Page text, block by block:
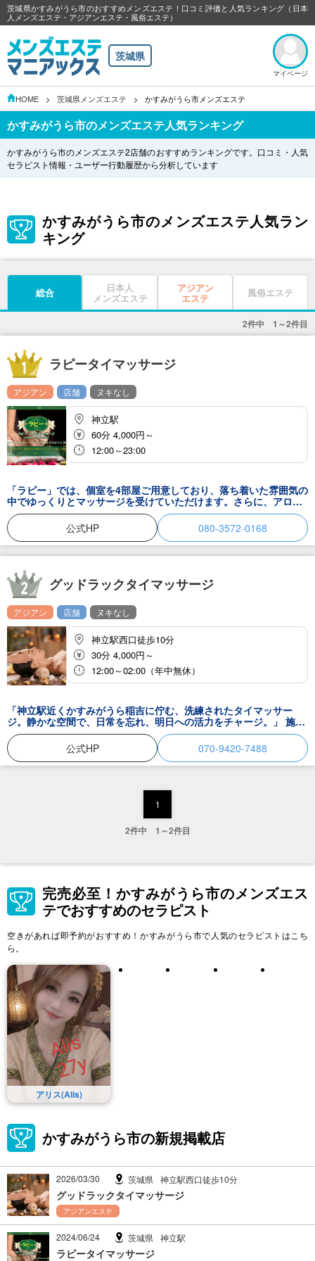
茨城県かすみがうら市のおすすめメンズエステ！口コミ評価と人気ランキング（日本
人メンズエステ・アジアンエステ・風俗エステ）
茨城県
マイページ
HOME 茨城県メンズエステ かすみがうら市メンズエステ
かすみがうら市のメンズエステ人気ランキング
かすみがうら市のメンズエステ2店舗のおすすめランキングです。口コミ・人気
セラピスト情報・ユーザー行動履歴から分析しています
かすみがうら市のメンズエステ人気ラン
キング
総合 日本人
メンズエステ
アジアン
エステ 風俗エステ
2件中 1～2件目
ラピータイマッサージ
アジアン 店舗 ヌキなし
神立駅
60分 4,000円～
12:00～23:00
「ラピー」では、個室を4部屋ご用意しており、落ち着いた雰囲気の
中でゆっくりとマッサージを受けていただけます。さらに、アロマ
オイルを使用することで、心身ともにリラックスすることができ、
疲れた身体や心を癒すだけでなく、身体の内側から健康に導くこと
ができます。 公式HP 080-3572-0168
グッドラックタイマッサージ
アジアン 店舗 ヌキなし
神立駅西口徒歩10分
30分 4,000円～
12:00～02:00（年中無休）
「神立駅近くかすみがうら稲吉に佇む、洗練されたタイマッサー
ジ。静かな空間で、日常を忘れ、明日への活力をチャージ。」 施術
を担当するのは、確かな技術と温かなホスピタリティを併せ持った
女性セラピストたちです 。力任せではない、しなやかで的確な手技
によって、身体の芯から強張りを解きほぐす。その安らぎこそが、
私たちが提供する最大の価値です 。柔らかな灯りが灯る室内へとお
ます 。私たちが大切にしているのは、格式張った場所ではなく、ま
るでお友達や親戚の家に遊びに来たかのような、気取らない「ホー
ム」を感じさせる温かな安心感です 。難しいことは考えず、ただ身
を委ねるだけで、自然と呼吸が深くなっていくのを実感していただ
けるでしょう。 施術を終えてお店を出る時、身体の内側から新しい
日を迎えるために。あなたの「いつもの場所」として、グッドラッ
公式HP 070-9420-7488
1
2件中 1～2件目
完売必至！かすみがうら市のメンズエス
テでおすすめのセラピスト
空きがあれば即予約がおすすめ！かすみがうら市で人気のセラピストはこち
ら。
アリス(Alis)
かすみがうら市の新規掲載店
2026/03/30 茨城県 神立駅西口徒歩10分
グッドラックタイマッサージ
アジアンエステ
2024/06/24 茨城県 神立駅
ラピータイマッサージ